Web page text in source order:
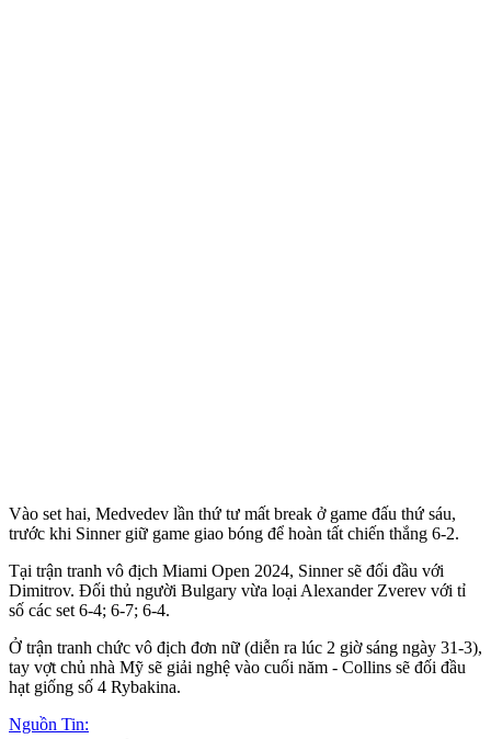
Vào set hai, Medvedev lần thứ tư mất break ở game đấu thứ sáu,
trước khi Sinner giữ game giao bóng để hoàn tất chiến thắng 6-2.
Tại trận tranh vô địch Miami Open 2024, Sinner sẽ đối đầu với
Dimitrov. Đối thủ người Bulgary vừa loại Alexander Zverev với tỉ
số các set 6-4; 6-7; 6-4.
Ở trận tranh chức vô địch đơn nữ (diễn ra lúc 2 giờ sáng ngày 31-3),
tay vợt chủ nhà Mỹ sẽ giải nghệ vào cuối năm - Collins sẽ đối đầu
hạt giống số 4 Rybakina.
Nguồn Tin: